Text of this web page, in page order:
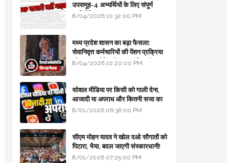
उपसमूह-4 अभ्यर्थियों के लिए संपूर्ण
मार्गदर्शिका
8/04/2026 10:32:00 PM
मध्य प्रदेश शासन का बड़ा फैसला:
सेवानिवृत्त कर्मचारियों की पेंशन प्रक्रिया
और बजट कोडिंग में हुए क्रांतिकारी
8/04/2026 10:20:00 PM
सोशल मीडिया पर किसी को गाली देना,
आजादी या अपराध और कितनी सजा का
प्रावधान - free legal advice
8/01/2026 06:36:00 PM
सीएम मोहन यादव ने खोल दओ सौगातों को
पिटारा, भैया, बदल जाएगी संस्कारधानी!
8/01/2026 07:25:00 PM